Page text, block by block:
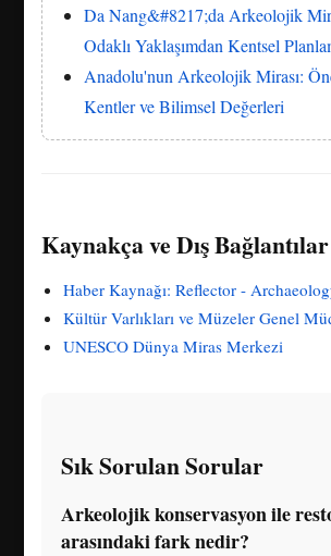
Da Nang&#8217;da Arkeolojik
Odaklı Yaklaşımdan Kentsel
Anadolu'nun Arkeolojik Mirası:
Kentler ve Bilimsel Değerleri
Kaynakça ve Dış Bağlantılar
Haber Kaynağı: Reflector -
Kültür Varlıkları ve Müzeler Genel
UNESCO Dünya Miras Merkezi
Sık Sorulan Sorular
Arkeolojik konservasyon ile
arasındaki fark nedir?